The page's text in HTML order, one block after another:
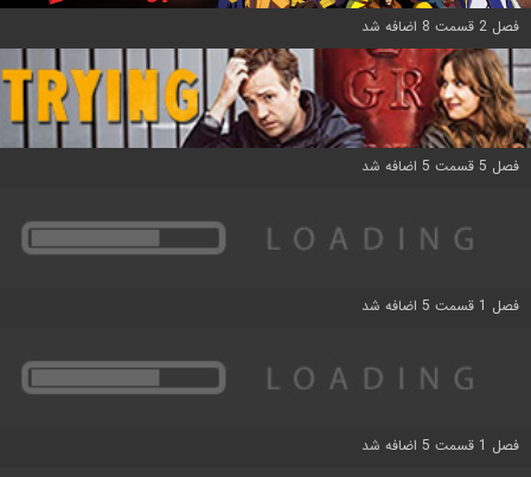
فصل 2 قسمت 8 اضافه شد
فصل 5 قسمت 5 اضافه شد
فصل 1 قسمت 5 اضافه شد
فصل 1 قسمت 5 اضافه شد